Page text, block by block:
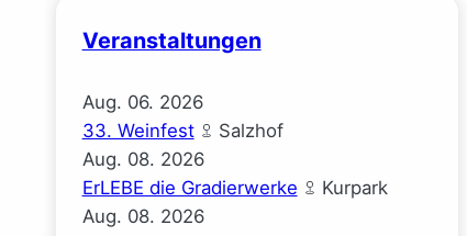
Veranstaltungen
Aug. 06. 2026
33. Weinfest
Salzhof
Aug. 08. 2026
ErLEBE die Gradierwerke
Kurpark
Aug. 08. 2026